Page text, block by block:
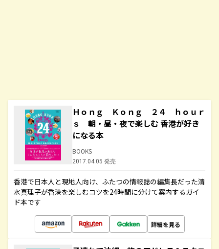
Ｈｏｎｇ Ｋｏｎｇ ２４ ｈｏｕｒ
ｓ 朝・昼・夜で楽しむ 香港が好き
になる本
BOOKS
2017.04.05 発売
香港で日本人と現地人向け、ふたつの情報誌の編集長だった清
水真理子が香港を楽しむコツを24時間に分けて案内するガイ
ド本です
詳細を見る